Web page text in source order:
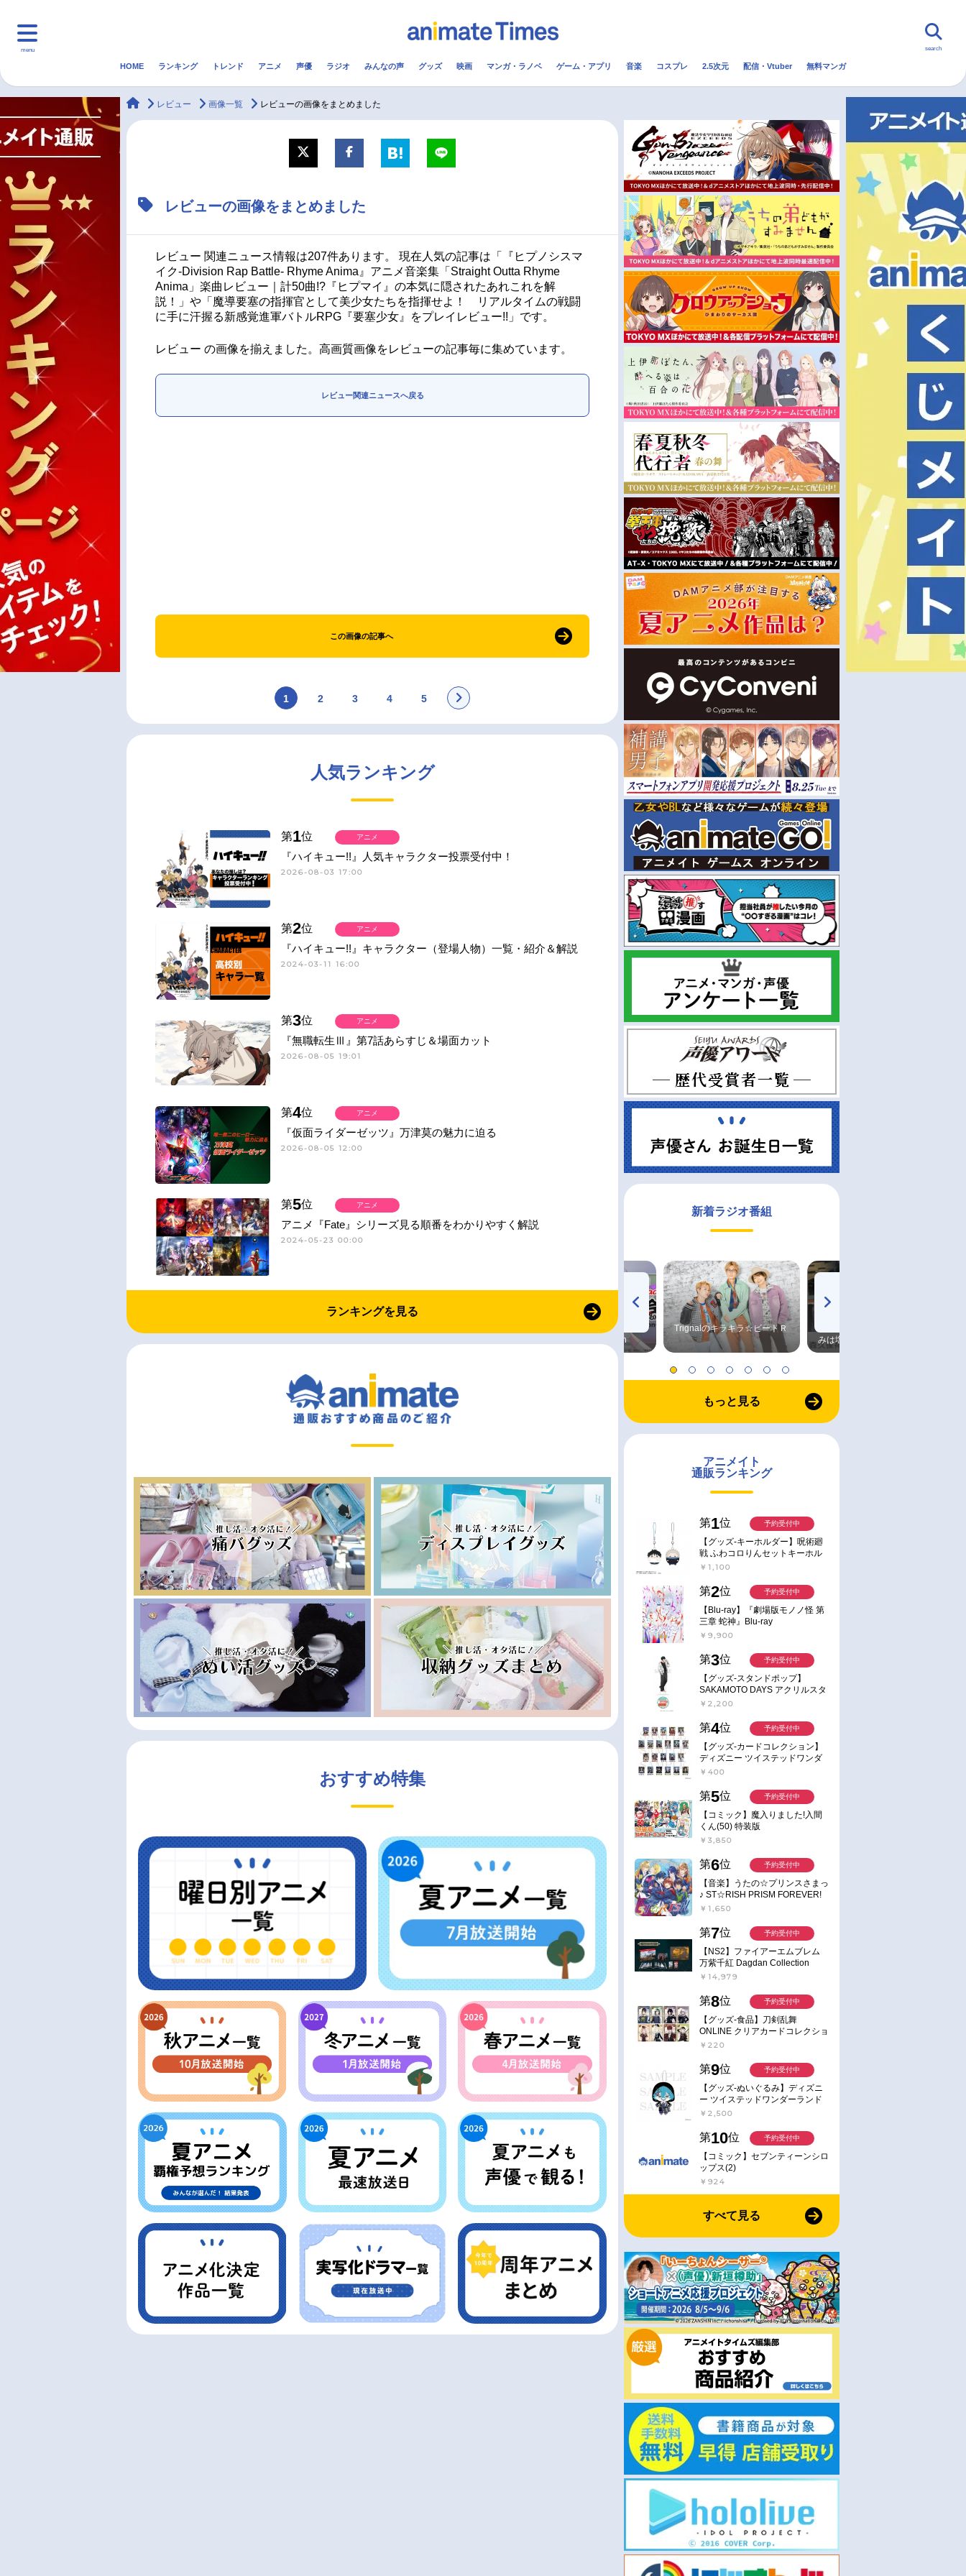
menu
マンガ・ラノベ 音楽 配信・Vtuber トレンド 無料マンガ
アニメ記事一覧
声優記事一覧 男性声優/女性声優一覧
今期アニメ曜日別一覧
夏アニメ
秋アニメ
冬アニメ
FOLLOW US
search
HOME ランキング トレンド アニメ 声優 ラジオ みんなの声 グッズ 映画 マンガ・ラノベ ゲーム・アプリ 音楽 コスプレ 2.5次元 配信・Vtuber 無料マンガ
animateTimes
レビュー 画像一覧 レビューの画像をまとめました
レビューの画像をまとめました
レビュー 関連ニュース情報は207件あります。 現在人気の記事は「『ヒプノシスマ
イク-Division Rap Battle- Rhyme Anima』アニメ音楽集「Straight Outta Rhyme
Anima」楽曲レビュー｜計50曲!?『ヒプマイ』の本気に隠されたあれこれを解
説！」や「魔導要塞の指揮官として美少女たちを指揮せよ！ リアルタイムの戦闘
に手に汗握る新感覚進軍バトルRPG『要塞少女』をプレイレビュー!!」です。
レビュー の画像を揃えました。高画質画像をレビューの記事毎に集めています。
レビュー関連ニュースへ戻る
この画像の記事へ
1 2 3 4 5
人気ランキング
第1位
『ハイキュー!!』人気キャラクター投票受付中！
2026-08-03 17:00
アニメ
第2位
『ハイキュー!!』キャラクター（登場人物）一覧・紹介＆解説
2024-03-11 16:00
アニメ
第3位
『無職転生Ⅲ』第7話あらすじ＆場面カット
2026-08-05 19:01
アニメ
第4位
『仮面ライダーゼッツ』万津莫の魅力に迫る
2026-08-05 12:00
アニメ
第5位
アニメ『Fate』シリーズ見る順番をわかりやすく解説
2024-05-23 00:00
アニメ
ランキングを見る
おすすめ特集
新着ラジオ番組
TVアニメ『戦隊大失格』
radio 大直会 2nd season
Trignalのキラキラ☆ビートＲ
みは塩だけ
もっと見る
アニメイト
通販ランキング
第1位
【グッズ-キーホルダー】呪術廻
戦 ふわコロりんセットキーホル
ダー【アニメイト特典付】
￥1,100
予約受付中
第2位
【Blu-ray】『劇場版モノノ怪 第
三章 蛇神』Blu-ray
￥9,900
予約受付中
第3位
【グッズ-スタンドポップ】
SAKAMOTO DAYS アクリルスタ
ンド～Sunny Afternoon～ 4.南雲
￥2,200
予約受付中
第4位
【グッズ-カードコレクション】
ディズニー ツイステッドワンダ
ーランド ランダムカードコレク
￥400
予約受付中
第5位
【コミック】魔入りました!入間
くん(50) 特装版
￥3,850
予約受付中
第6位
【音楽】うたの☆プリンスさまっ
♪ ST☆RISH PRISM FOREVER!
￥1,650
予約受付中
第7位
【NS2】ファイアーエムブレム
万紫千紅 Dagdan Collection
￥14,979
予約受付中
第8位
【グッズ-食品】刀剣乱舞
ONLINE クリアカードコレクショ
ンガム
￥220
予約受付中
第9位
【グッズ-ぬいぐるみ】ディズニ
ー ツイステッドワンダーランド
ミニミニぬいぐるみ(クラブ・ウ
￥2,500
予約受付中
第10位
【コミック】セブンティーンシロ
ップス(2)
￥924
予約受付中
すべて見る